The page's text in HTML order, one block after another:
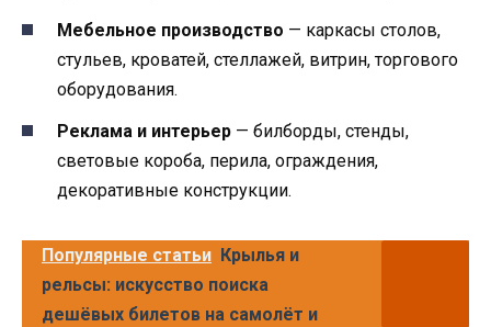
Мебельное производство — каркасы столов,
стульев, кроватей, стеллажей, витрин, торгового
оборудования.
Реклама и интерьер — билборды, стенды,
световые короба, перила, ограждения,
декоративные конструкции.
Популярные статьи Крылья и
рельсы: искусство поиска
дешёвых билетов на самолёт и